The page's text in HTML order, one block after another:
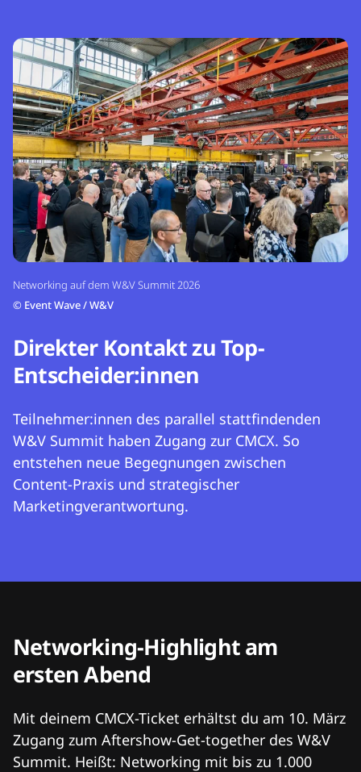
Networking auf dem W&V Summit 2026
© Event Wave / W&V
Direkter Kontakt zu Top-
Entscheider:innen
Teilnehmer:innen des parallel stattfindenden
W&V Summit haben Zugang zur CMCX. So
entstehen neue Begegnungen zwischen
Content-Praxis und strategischer
Marketingverantwortung.
Networking-Highlight am
ersten Abend
Mit deinem CMCX-Ticket erhältst du am 10. März
Zugang zum Aftershow-Get-together des W&V
Summit. Heißt: Networking mit bis zu 1.000